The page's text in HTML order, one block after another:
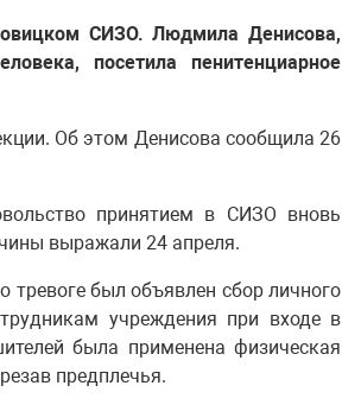
СИЗО. Людмила Денисова,
посетила пенитенциарное
Об этом Денисова сообщила 26
принятием в СИЗО вновь
выражали 24 апреля.
был объявлен сбор личного
учреждения при входе в
была применена физическая
предплечья.